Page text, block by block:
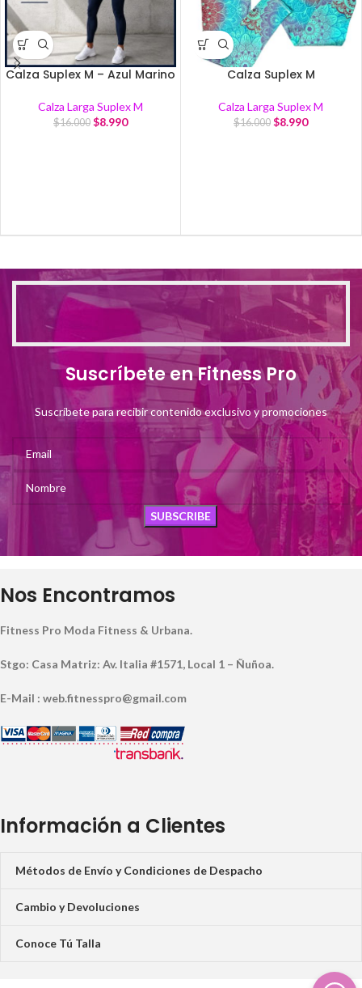
Calza Suplex M – Azul Marino
Calza Larga Suplex M
$16.000 $8.990
Calza Suplex M
Calza Larga Suplex M
$16.000 $8.990
Suscríbete en Fitness Pro
Suscríbete para recibir contenido exclusivo y promociones
Nos Encontramos
Fitness Pro Moda Fitness & Urbana.
Stgo: Casa Matriz: Av. Italia #1571, Local 1 – Ñuñoa.
E-Mail : web.fitnesspro@gmail.com
Información a Clientes
Métodos de Envío y Condiciones de Despacho
Cambio y Devoluciones
Conoce Tú Talla